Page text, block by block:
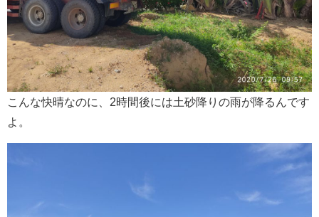
こんな快晴なのに、2時間後には土砂降りの雨が降るんです
よ。